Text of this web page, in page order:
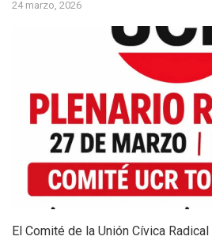
24 marzo, 2026
El Comité de la Unión Cívica